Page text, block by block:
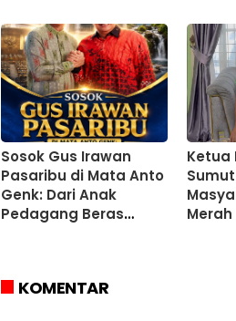
Sosok Gus Irawan
Pasaribu di Mata Anto
Genk: Dari Anak
Pedagang Beras
Selatan
Ketua
KOMENTAR